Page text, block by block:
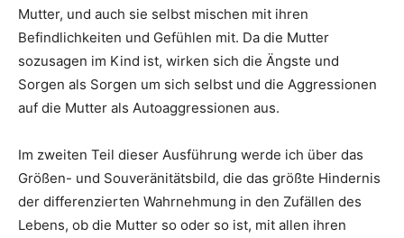
Mutter, und auch sie selbst mischen mit ihren
Befindlichkeiten und Gefühlen mit. Da die Mutter
sozusagen im Kind ist, wirken sich die Ängste und
Sorgen als Sorgen um sich selbst und die Aggressionen
auf die Mutter als Autoaggressionen aus.
Im zweiten Teil dieser Ausführung werde ich über das
Größen- und Souveränitätsbild, die das größte Hindernis
der differenzierten Wahrnehmung in den Zufällen des
Lebens, ob die Mutter so oder so ist, mit allen ihren